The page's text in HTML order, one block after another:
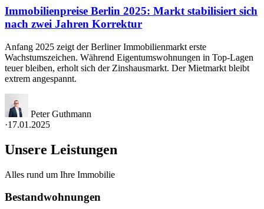
Immobilienpreise Berlin 2025: Markt stabilisiert sich
nach zwei Jahren Korrektur
Anfang 2025 zeigt der Berliner Immobilienmarkt erste
Wachstumszeichen. Während Eigentumswohnungen in Top-Lagen
teuer bleiben, erholt sich der Zinshausmarkt. Der Mietmarkt bleibt
extrem angespannt.
Peter Guthmann
·17.01.2025
Unsere Leistungen
Alles rund um Ihre Immobilie
Bestandwohnungen